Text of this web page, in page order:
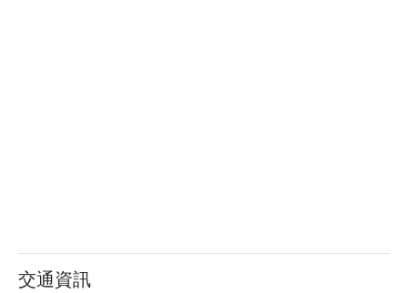
交通資訊